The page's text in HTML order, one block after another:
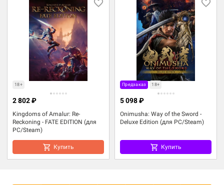
18+
Kingdoms of Amalur: Re-
Reckoning - FATE EDITION (для
PC/Steam)
2 802 ₽
Купить
Предзаказ 18+
Onimusha: Way of the Sword -
Deluxe Edition (для PC/Steam)
5 098 ₽
Купить